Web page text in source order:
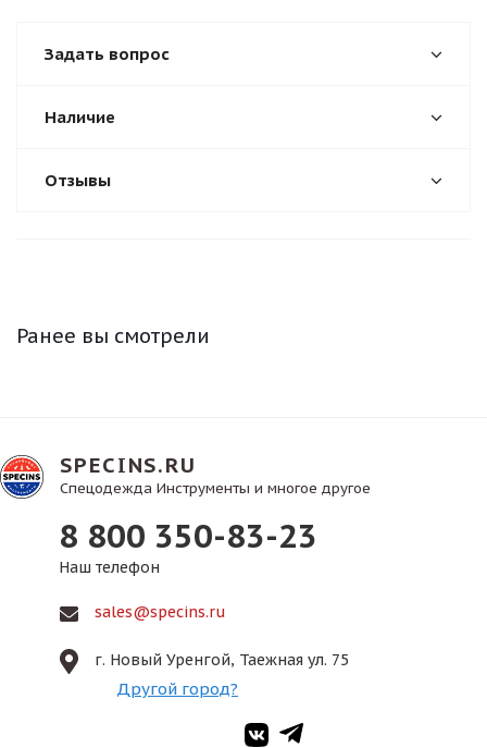
Задать вопрос
Наличие
Отзывы
Ранее вы смотрели
SPECINS.RU
Спецодежда Инструменты и многое другое
8 800 350-83-23
Наш телефон
sales@specins.ru
г. Новый Уренгой, Таежная ул. 75
Другой город?